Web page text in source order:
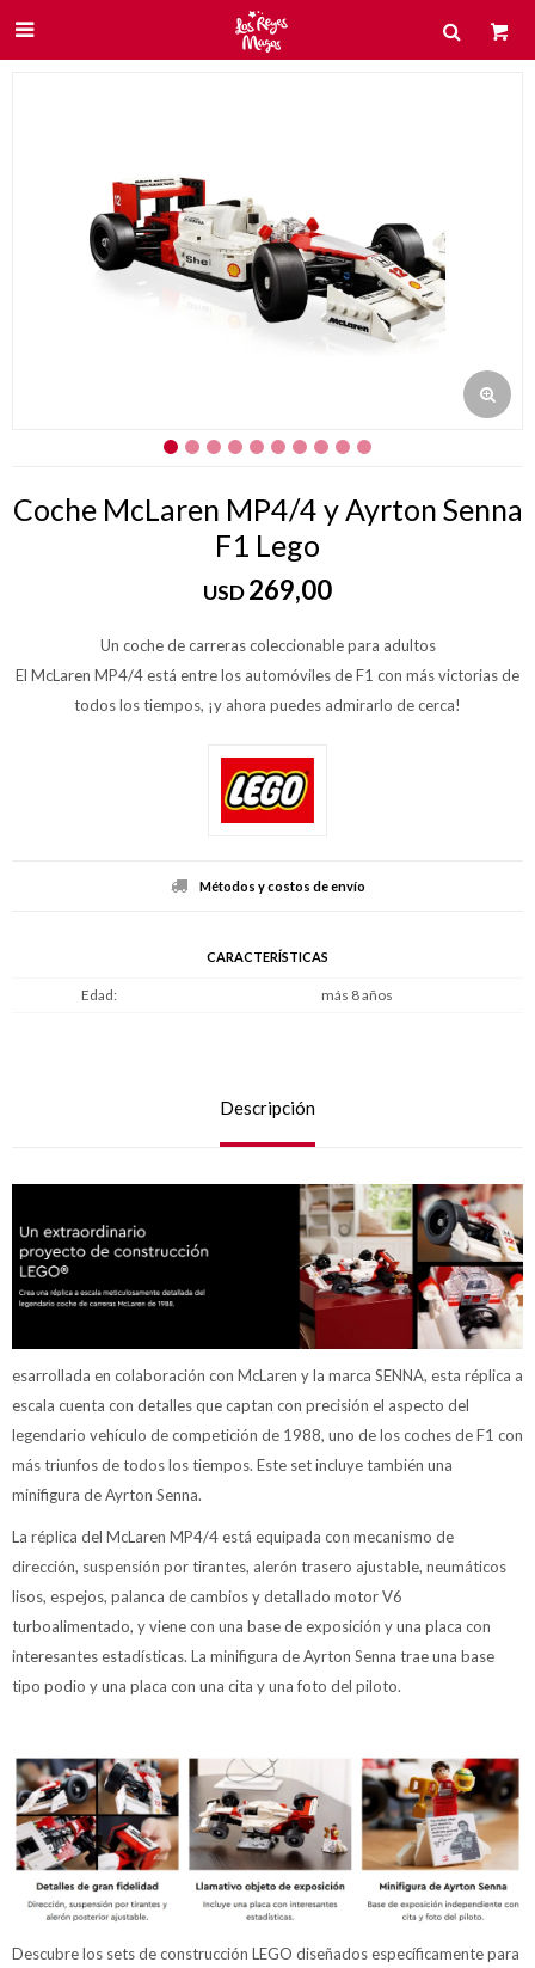

Coche McLaren MP4/4 y Ayrton Senna
F1 Lego
USD269,00
Un coche de carreras coleccionable para adultos
El McLaren MP4/4 está entre los automóviles de F1 con más victorias de
todos los tiempos, ¡y ahora puedes admirarlo de cerca!
Métodos y costos de envío
CARACTERÍSTICAS
Edad más 8 años
Descripción
esarrollada en colaboración con McLaren y la marca SENNA, esta réplica a
escala cuenta con detalles que captan con precisión el aspecto del
legendario vehículo de competición de 1988, uno de los coches de F1 con
más triunfos de todos los tiempos. Este set incluye también una
minifigura de Ayrton Senna.
La réplica del McLaren MP4/4 está equipada con mecanismo de
dirección, suspensión por tirantes, alerón trasero ajustable, neumáticos
lisos, espejos, palanca de cambios y detallado motor V6
turboalimentado, y viene con una base de exposición y una placa con
interesantes estadísticas. La minifigura de Ayrton Senna trae una base
tipo podio y una placa con una cita y una foto del piloto.
Descubre los sets de construcción LEGO diseñados específicamente para